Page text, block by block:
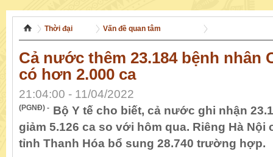
Thời đại Vấn đề quan tâm
Cả nước thêm 23.184 bệnh nhân
có hơn 2.000 ca
21:04:00 - 11/04/2022
(PGNĐ) - Bộ Y tế cho biết, cả nước ghi nhận
giảm 5.126 ca so với hôm qua. Riêng Hà Nội
tỉnh Thanh Hóa bổ sung 28.740 trường hợp.